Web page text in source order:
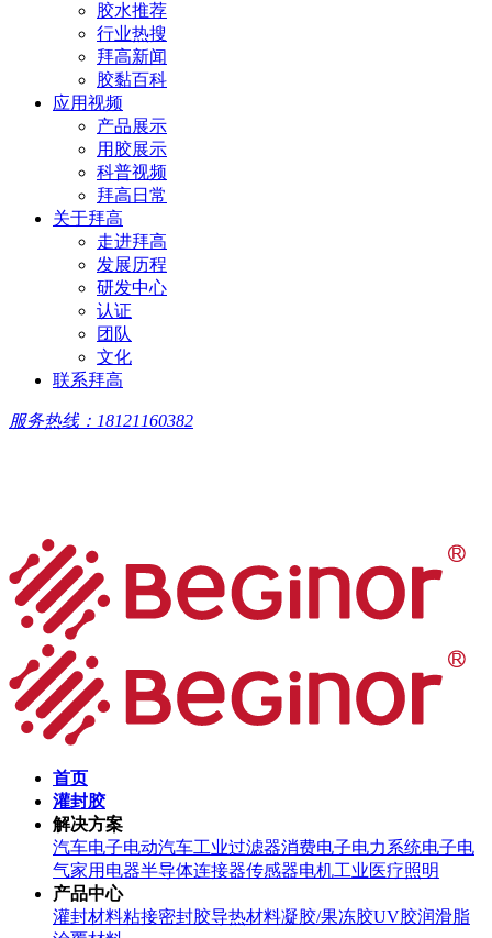
胶水推荐
行业热搜
拜高新闻
胶黏百科
应用视频
产品展示
用胶展示
科普视频
拜高日常
关于拜高
走进拜高
发展历程
研发中心
认证
团队
文化
联系拜高
服务热线：18121160382
首页
灌封胶
解决方案
汽车电子电动汽车工业过滤器消费电子电力系统电子电
气家用电器半导体连接器传感器电机工业医疗照明
产品中心
灌封材料粘接密封胶导热材料凝胶/果冻胶UV胶润滑脂